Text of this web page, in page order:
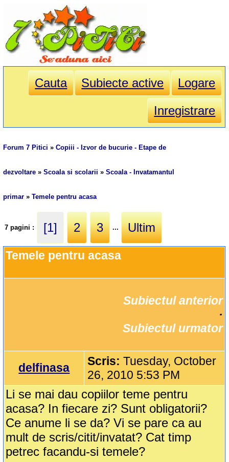
Cauta Subiecte active
Logare
Inregistrare
Forum 7 Pitici »Copiii - Izvor de bucurie - Etape de
dezvoltare »Scoala si scolarii »Scoala - Invatamantul
primar »Temele pentru acasa
7 pagini : [1] 2 3 ... Ultim
Temele pentru acasa
Subiectul anterior
Subiectul urmator
delfinasa Scris:Tuesday, October
26, 2010 5:53 PM
Li se mai dau copiilor teme pentru
acasa? In fiecare zi? Sunt obligatorii?
Ce anume li se da? Vi se pare ca au
mult de scris/citit/invatat? Cat timp
petrec facandu-si temele?